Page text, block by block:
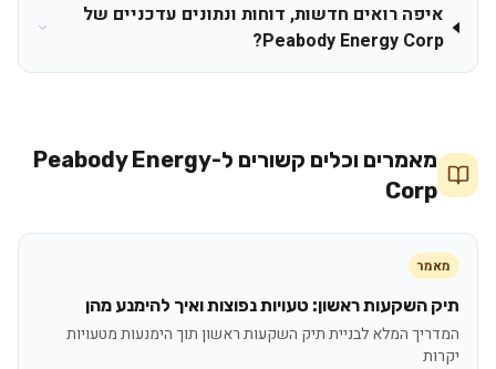
איפה רואים חדשות, דוחות ונתונים עדכניים של
Peabody Energy Corp?
מאמרים וכלים קשורים ל-Peabody Energy
Corp
מאמר
תיק השקעות ראשון: טעויות נפוצות ואיך להימנע מהן
המדריך המלא לבניית תיק השקעות ראשון תוך הימנעות מטעויות
יקרות